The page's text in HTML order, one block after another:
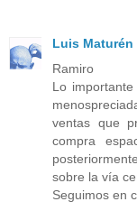
Luis Maturén
Ramiro
Lo
ventas que
compra
sobre la vía
Seguimos en